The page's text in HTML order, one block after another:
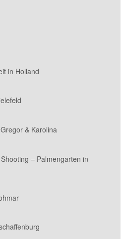
in Holland
& Karolina
– Palmengarten in